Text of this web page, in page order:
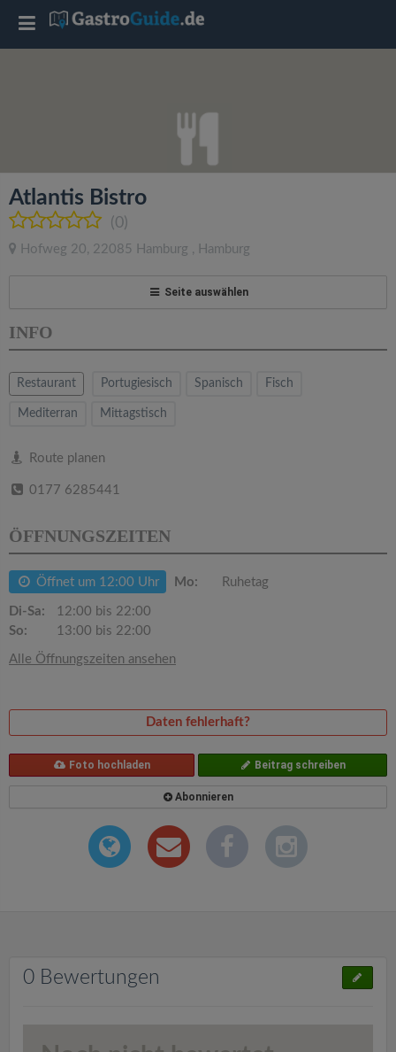
Atlantis Bistro
(0)
Hofweg 20, 22085 Hamburg , Hamburg
Seite auswählen
INFO
Restaurant Portugiesisch Spanisch Fisch
Mediterran Mittagstisch
Route planen
0177 6285441
ÖFFNUNGSZEITEN
Öffnet um 12:00 Uhr Mo: Ruhetag
Di-Sa:
12:00 bis 22:00
So:
13:00 bis 22:00
Alle Öffnungszeiten ansehen
Daten fehlerhaft?
Foto hochladen Beitrag schreiben
Abonnieren
0 Bewertungen
T
l
e
a
v
g
a
t